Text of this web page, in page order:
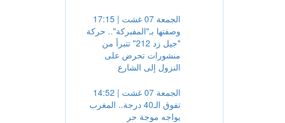
الجمعة 07 غشت | 17:15
وصفتها بـ"المفبركة".. حركة
"جيل زد 212" تتبرأ من
منشورات تحرض على
الجمعة 07 غشت | 14:52
تفوق الـ40 درجة.. المغرب